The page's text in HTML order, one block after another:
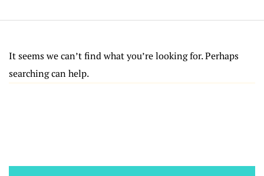
It seems we can’t find what you’re looking for. Perhaps
searching can help.